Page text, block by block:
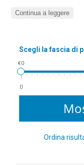
soddisfare ogni
offrono una
precisione dei
professionali a
perfetti per ogni
facili da pulire, i
Continua a leggere
Scegli la fascia di
€0
0
Ordina